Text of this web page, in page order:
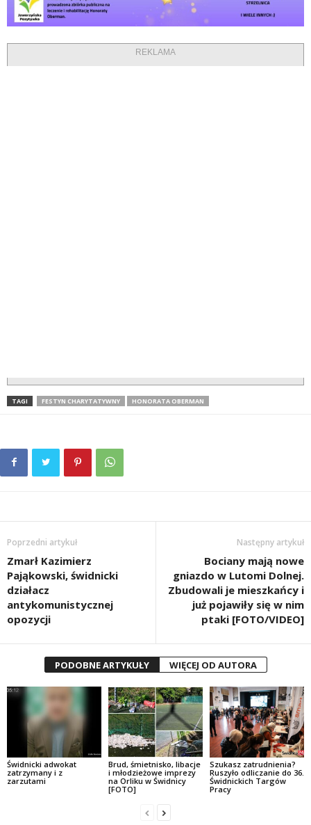
REKLAMA
TAGI FESTYN CHARYTATYWNY HONORATA OBERMAN
Poprzedni artykuł
Zmarł Kazimierz
Pająkowski, świdnicki
działacz
antykomunistycznej
opozycji
Następny artykuł
Bociany mają nowe
gniazdo w Lutomi Dolnej.
Zbudowali je mieszkańcy i
już pojawiły się w nim
ptaki [FOTO/VIDEO]
PODOBNE ARTYKUŁY WIĘCEJ OD AUTORA
Świdnicki adwokat
zatrzymany i z
zarzutami
Brud, śmietnisko, libacje
i młodzieżowe imprezy
na Orliku w Świdnicy
[FOTO]
Szukasz zatrudnienia?
Ruszyło odliczanie do 36.
Świdnickich Targów
Pracy